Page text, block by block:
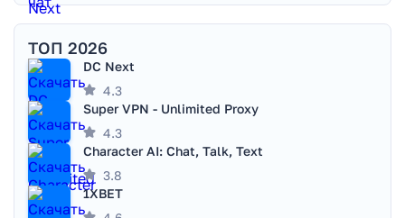
ТОП 2026
DC Next
4.3
Super VPN - Unlimited Proxy
4.3
Character AI: Chat, Talk, Text
3.8
1XBET